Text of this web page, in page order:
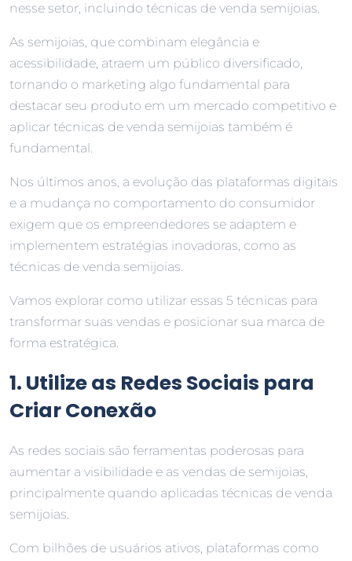
nesse setor, incluindo técnicas de venda semijoias.
As semijoias, que combinam elegância e
acessibilidade, atraem um público diversificado,
tornando o marketing algo fundamental para
destacar seu produto em um mercado competitivo e
aplicar técnicas de venda semijoias também é
fundamental.
Nos últimos anos, a evolução das plataformas digitais
e a mudança no comportamento do consumidor
exigem que os empreendedores se adaptem e
implementem estratégias inovadoras, como as
técnicas de venda semijoias.
Vamos explorar como utilizar essas 5 técnicas para
transformar suas vendas e posicionar sua marca de
forma estratégica.
1. Utilize as Redes Sociais para
Criar Conexão
As redes sociais são ferramentas poderosas para
aumentar a visibilidade e as vendas de semijoias,
principalmente quando aplicadas técnicas de venda
semijoias.
Com bilhões de usuários ativos, plataformas como